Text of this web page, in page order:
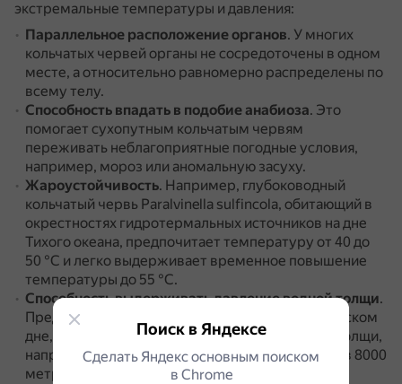
экстремальные температуры и давления:
Параллельное расположение органов. У многих
кольчатых червей органы не сосредоточены в одном
месте, а относительно равномерно распределены по
всему телу.
Способность впадать в подобие анабиоза. Это
помогает сухопутным кольчатым червям
переживать неблагоприятные погодные условия,
например, мороз или аномальную засуху.
Жароустойчивость. Например, глубоководный
кольчатый червь Paralvinella sulfincola, обитающий в
окрестностях гидротермальных источников на дне
Тихого океана, предпочитает температуру от 40 до
50 °C и легко выдерживает временное повышение
температуры до 55 °C.
Способность выдерживать давление водной толщи.
Представители этого типа, обитающие на океанском
дне, способны выдерживать давление водной толщи,
например, черви были обнаружены на глубине в 8000
метров.
Поиск в Яндексе
Сделать Яндекс основным поиском
в Сhrome